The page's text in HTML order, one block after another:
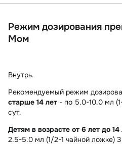
Режим дозирования
Мом
Внутрь.
Рекомендуемый режим
старше 14 лет - по 5.0-10.0 мл
сут.
Детям в возрасте от 6 лет до 14
2.5-5.0 мл (1/2-1 чайной ложке)